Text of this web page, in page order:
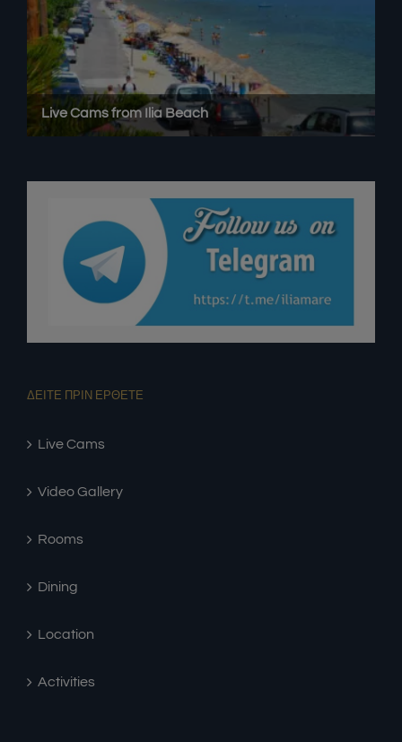
ΔΕΙΤΕ ΠΡΙΝ ΕΡΘΕΤΕ
Live Cams
Video Gallery
Rooms
Dining
Location
Activities